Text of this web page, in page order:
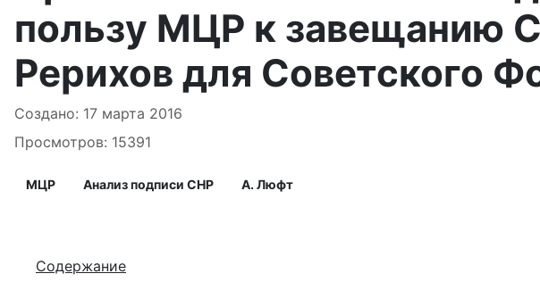
пользу МЦР к завещанию
Рерихов для Советского
Информация о материале
Создано: 17 марта 2016
Просмотров: 15391
МЦР Анализ подписи СНР А. Люфт
Содержание